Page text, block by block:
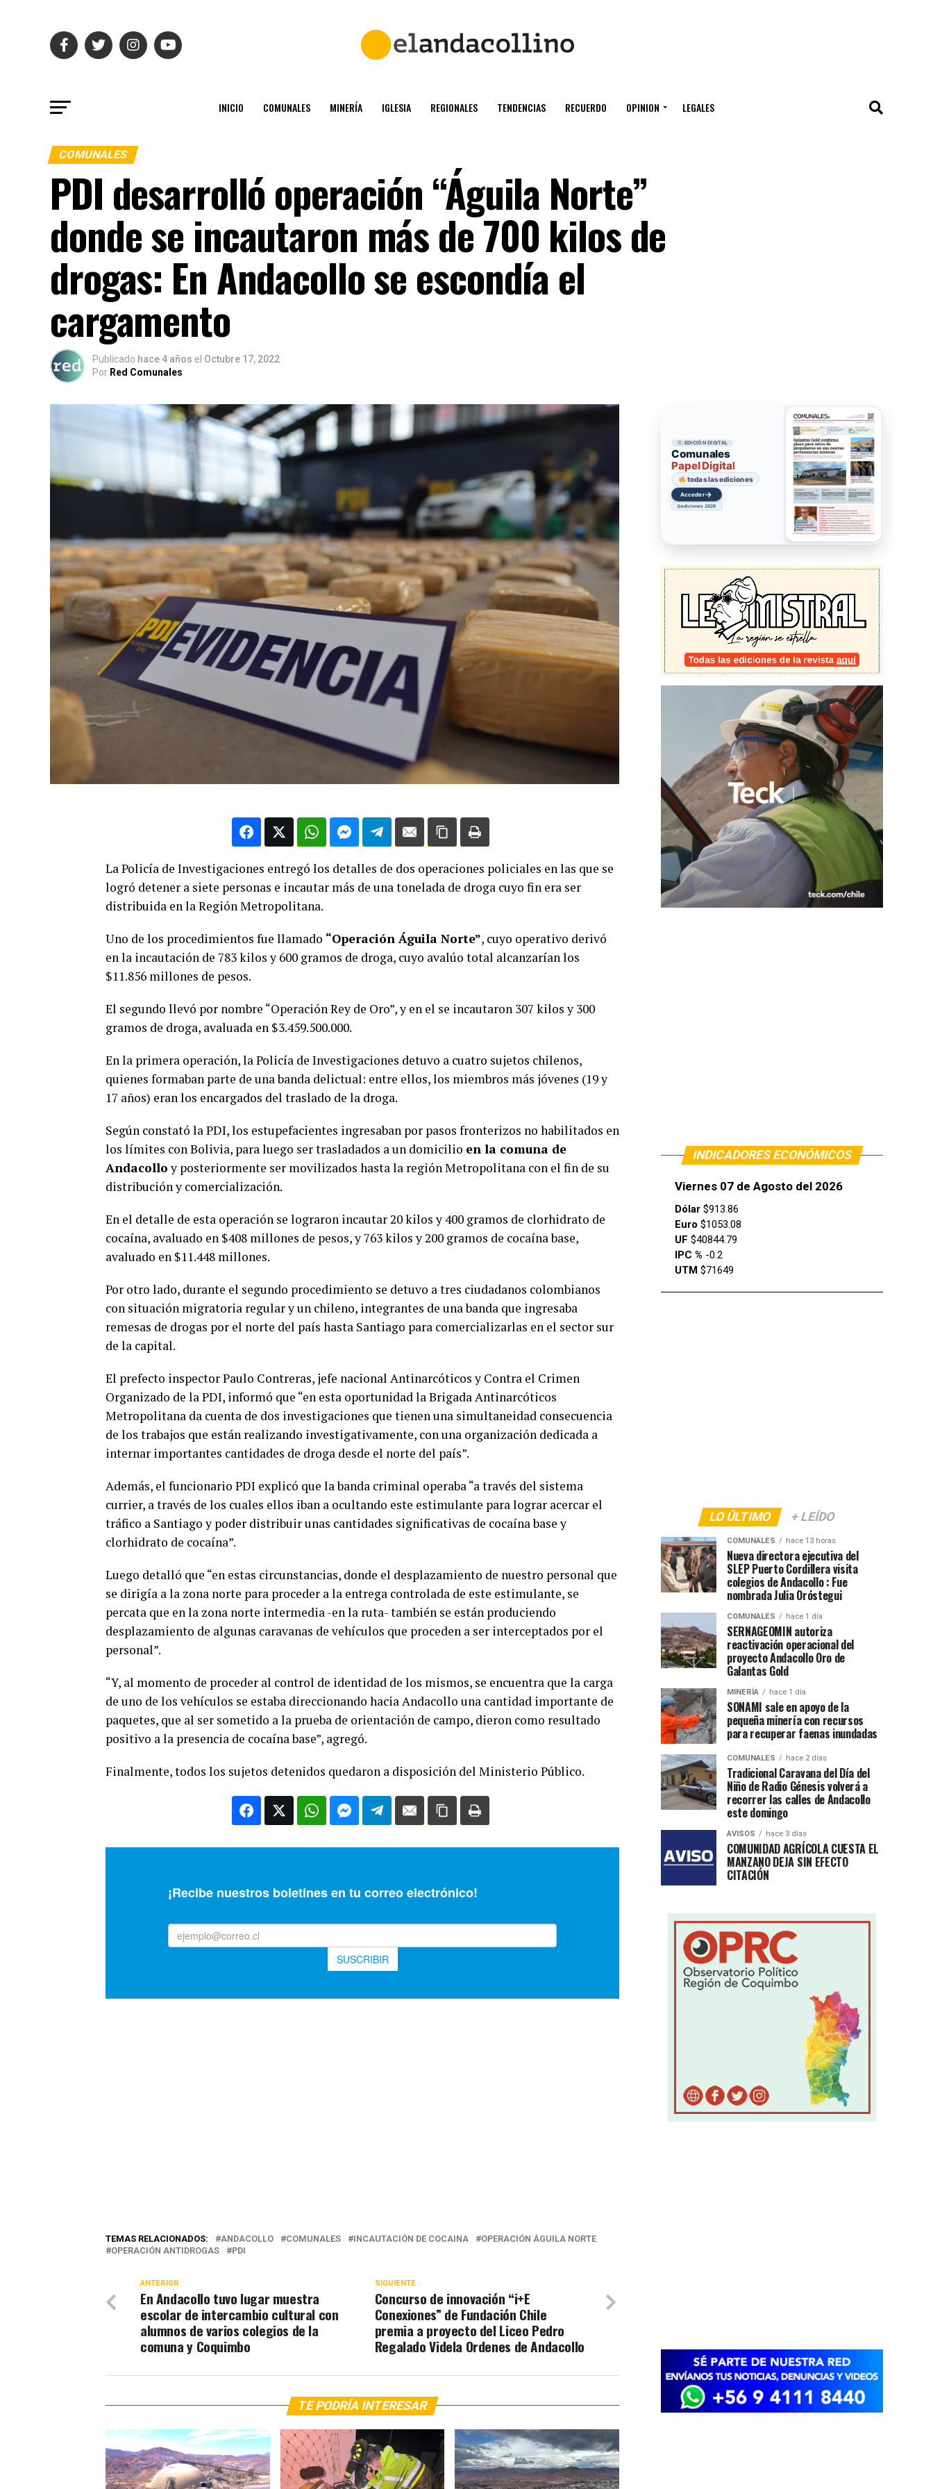
INICIO COMUNALES MINERÍA IGLESIA REGIONALES TENDENCIAS RECUERDO OPINION LEGALES
COMUNALES
PDI desarrolló operación “Águila Norte”
donde se incautaron más de 700 kilos de
drogas: En Andacollo se escondía el
cargamento
Publicado hace 4 años el Octubre 17, 2022
Por Red Comunales
La Policía de Investigaciones entregó los detalles de dos operaciones policiales en las que se
logró detener a siete personas e incautar más de una tonelada de droga cuyo fin era ser
distribuida en la Región Metropolitana.
Uno de los procedimientos fue llamado “Operación Águila Norte”, cuyo operativo derivó
en la incautación de 783 kilos y 600 gramos de droga, cuyo avalúo total alcanzarían los
$11.856 millones de pesos.
El segundo llevó por nombre “Operación Rey de Oro”, y en el se incautaron 307 kilos y 300
gramos de droga, avaluada en $3.459.500.000.
En la primera operación, la Policía de Investigaciones detuvo a cuatro sujetos chilenos,
quienes formaban parte de una banda delictual: entre ellos, los miembros más jóvenes (19 y
17 años) eran los encargados del traslado de la droga.
Según constató la PDI, los estupefacientes ingresaban por pasos fronterizos no habilitados en
los límites con Bolivia, para luego ser trasladados a un domicilio en la comuna de
Andacolloy posteriormente ser movilizados hasta la región Metropolitana con el fin de su
distribución y comercialización.
En el detalle de esta operación se lograron incautar 20 kilos y 400 gramos de clorhidrato de
cocaína, avaluado en $408 millones de pesos, y 763 kilos y 200 gramos de cocaína base,
avaluado en $11.448 millones.
Por otro lado, durante el segundo procedimiento se detuvo a tres ciudadanos colombianos
con situación migratoria regular y un chileno, integrantes de una banda que ingresaba
remesas de drogas por el norte del país hasta Santiago para comercializarlas en el sector sur
de la capital.
El prefecto inspector Paulo Contreras, jefe nacional Antinarcóticos y Contra el Crimen
Organizado de la PDI, informó que “en esta oportunidad la Brigada Antinarcóticos
Metropolitana da cuenta de dos investigaciones que tienen una simultaneidad consecuencia
de los trabajos que están realizando investigativamente, con una organización dedicada a
internar importantes cantidades de droga desde el norte del país”.
Además, el funcionario PDI explicó que la banda criminal operaba “a través del sistema
currier, a través de los cuales ellos iban a ocultando este estimulante para lograr acercar el
tráfico a Santiago y poder distribuir unas cantidades significativas de cocaína base y
clorhidrato de cocaína”.
Luego detalló que “en estas circunstancias, donde el desplazamiento de nuestro personal que
se dirigía a la zona norte para proceder a la entrega controlada de este estimulante, se
percata que en la zona norte intermedia -en la ruta- también se están produciendo
desplazamiento de algunas caravanas de vehículos que proceden a ser interceptados por el
personal”.
“Y, al momento de proceder al control de identidad de los mismos, se encuentra que la carga
de uno de los vehículos se estaba direccionando hacia Andacollo una cantidad importante de
paquetes, que al ser sometido a la prueba de orientación de campo, dieron como resultado
positivo a la presencia de cocaína base”, agregó.
Finalmente, todos los sujetos detenidos quedaron a disposición del Ministerio Público.
TEMAS RELACIONADOS: ANDACOLLO COMUNALES INCAUTACIÓN DE COCAINA
OPERACIÓN ÁGUILA NORTE
OPERACIÓN ANTIDROGAS
PDI
SIGUIENTE
Concurso de innovación “i+E
Conexiones” de Fundación Chile
premia a proyecto del Liceo Pedro
Regalado Videla Ordenes de Andacollo
ANTERIOR
En Andacollo tuvo lugar muestra
escolar de intercambio cultural con
alumnos de varios colegios de la
comuna y Coquimbo
TE PODRÍA INTERESAR
EDICIÓN DIGITAL
Comunales
Papel Digital
todas las ediciones
Acceder→
ediciones 2026
INDICADORES ECONÓMICOS
Viernes 07 de Agosto del 2026
Dólar $913.86
Euro $1053.08
UF $40844.79
IPC % -0.2
UTM $71649
LO ÚLTIMO + LEÍDO
COMUNALES hace 13 horas
Nueva directora ejecutiva del
SLEP Puerto Cordillera visita
colegios de Andacollo : Fue
nombrada Julia Oróstegui
COMUNALES hace 1 día
SERNAGEOMIN autoriza
reactivación operacional del
proyecto Andacollo Oro de
Galantas Gold
MINERÍA hace 1 día
SONAMI sale en apoyo de la
pequeña minería con recursos
para recuperar faenas inundadas
COMUNALES hace 2 días
Tradicional Caravana del Día del
Niño de Radio Génesis volverá a
recorrer las calles de Andacollo
este domingo
AVISOS hace 3 días
COMUNIDAD AGRÍCOLA CUESTA EL
MANZANO DEJA SIN EFECTO
CITACIÓN